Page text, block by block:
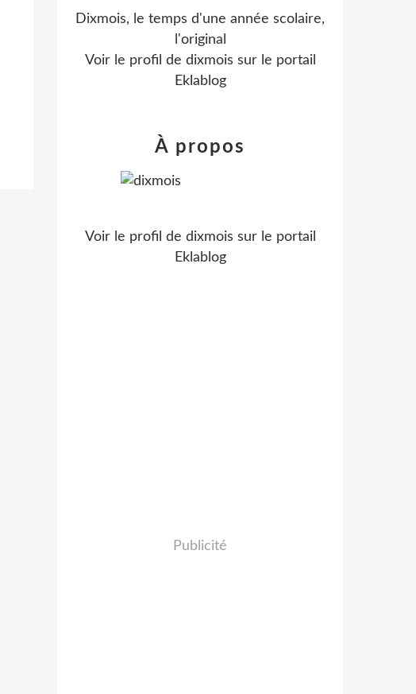
Dixmois, le temps d'une année scolaire,
l'original
Voir le profil de dixmois sur le portail
Eklablog
À propos
Voir le profil de dixmois sur le portail
Eklablog
Publicité